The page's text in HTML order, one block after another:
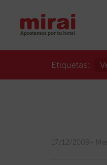
Etiquetas:
17/12/2009